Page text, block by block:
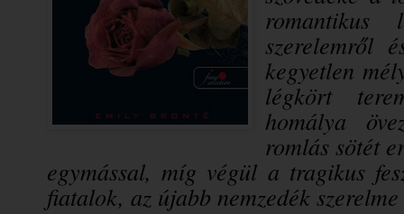
szerelemről
kegyetlen
légkört
homálya
romlás sötét
egymással, míg végül a tragikus
fiatalok, az újabb nemzedék